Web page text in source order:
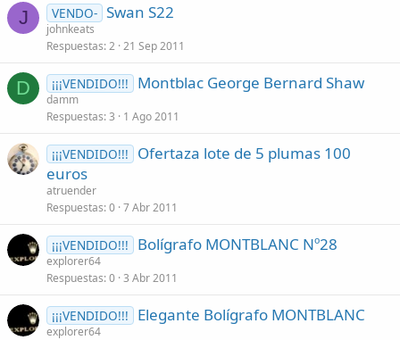
J VENDO- Swan S22
johnkeats
Respuestas 2 21 Sep 2011
D ¡¡¡VENDIDO!!! Montblac George Bernard Shaw
damm
Respuestas 3 1 Ago 2011
¡¡¡VENDIDO!!!
Ofertaza lote de 5 plumas 100
euros
atruender
Respuestas 0 7 Abr 2011
¡¡¡VENDIDO!!! Bolígrafo MONTBLANC Nº28
explorer64
Respuestas 0 3 Abr 2011
¡¡¡VENDIDO!!! Elegante Bolígrafo MONTBLANC
explorer64